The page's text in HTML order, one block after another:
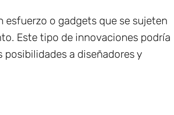
esfuerzo o gadgets que se sujeten
Este tipo de innovaciones podría
a diseñadores y